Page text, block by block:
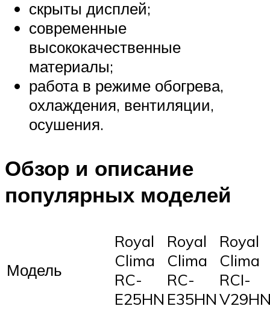
скрыты дисплей;
современные
высококачественные
материалы;
работа в режиме обогрева,
охлаждения, вентиляции,
осушения.
Обзор и описание
популярных моделей
Модель
Royal
Clima
RC-
E25HN
Royal
Clima
RC-
E35HN
Royal
Clima
RCI-